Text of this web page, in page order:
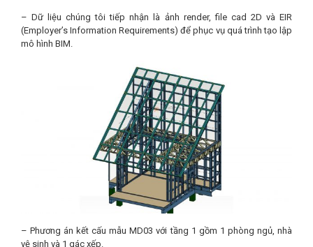
– Dữ liệu chúng tôi tiếp nhận là ảnh render, file cad 2D và EIR
(Employer’s Information Requirements) để phục vụ quá trình tạo lập
mô hình BIM.
– Phương án kết cấu mẫu MD03 với tầng 1 gồm 1 phòng ngủ, nhà
vệ sinh và 1 gác xếp.